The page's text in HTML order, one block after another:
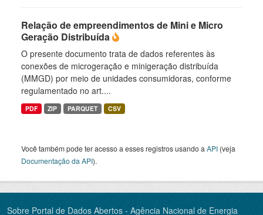
Relação de empreendimentos de Mini e Micro
Geração Distribuída
O presente documento trata de dados referentes às
conexões de microgeração e minigeração distribuída
(MMGD) por meio de unidades consumidoras, conforme
regulamentado no art....
PDF ZIP PARQUET CSV
Você também pode ter acesso a esses registros usando a API (veja
Documentação da API).
Sobre Portal de Dados Abertos - Agência Nacional de Energia